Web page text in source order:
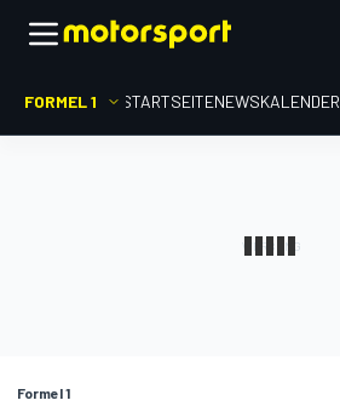
FORMEL 1 STARTSEITENEWSKALENDER
Formel 1